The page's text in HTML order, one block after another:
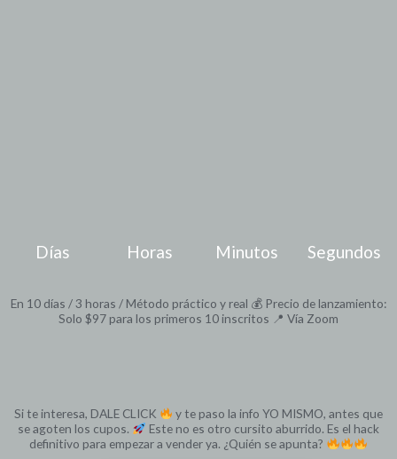
Días Horas Minutos Segundos
En 10 días / 3 horas / Método práctico y real 💰 Precio de lanzamiento:
Solo $97 para los primeros 10 inscritos 📍 Vía Zoom
Si te interesa, DALE CLICK
y te paso la info YO MISMO, antes que
se agoten los cupos.
Este no es otro cursito aburrido. Es el hack
definitivo para empezar a vender ya. ¿Quién se apunta?